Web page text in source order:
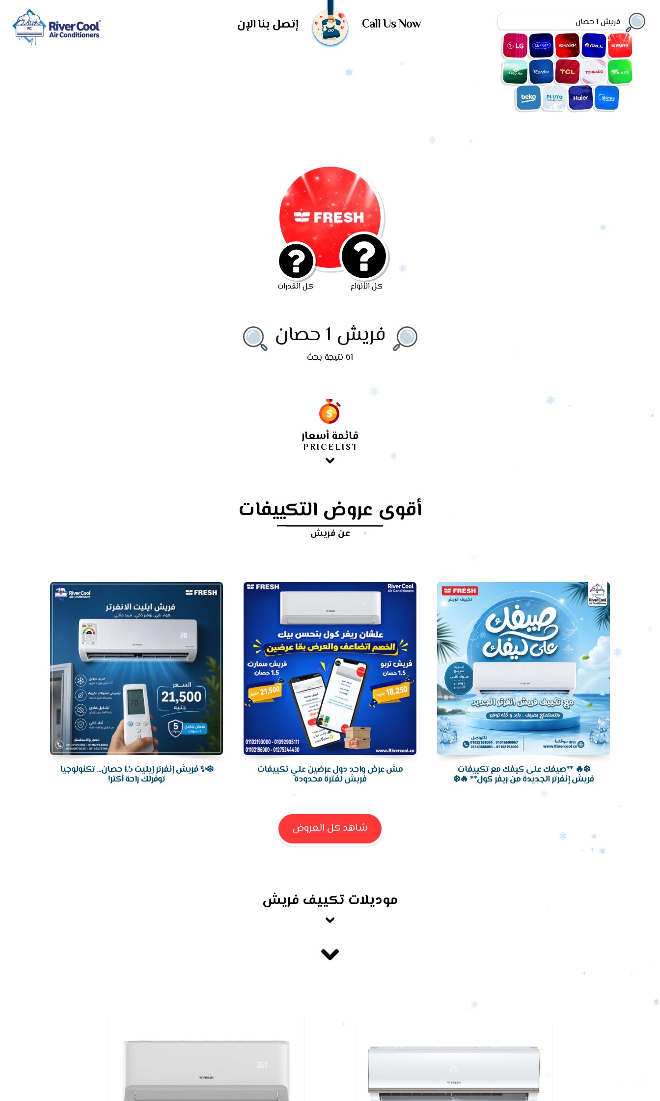
كل القدرات كل الأنواع
فريش 1 حصان
61 نتيجة بحث
قائمة أسعار
PRICELIST
أقوى عروض التكييفات
عن فريش
❄️✨ فريش إنفرتر إيليت 1.5 حصان... تكنولوجيا
توفرلك راحة أكتر!
مش عرض واحد دول عرضين علي تكييفات
فريش لفترة محدودة
❄️🔥 **صيفك على كيفك مع تكييفات
فريش إنفرتر الجديدة من ريفر كول** 🔥❄️
شاهد كل العروض
موديلات تكييف فريش
إتصل بنا الإن Call Us Now